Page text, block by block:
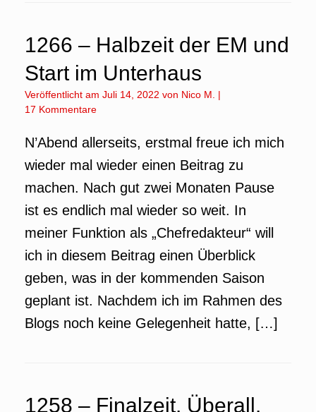
1266 – Halbzeit der EM und
Start im Unterhaus
Veröffentlicht am Juli 14, 2022 von Nico M.
|
17 Kommentare
N’Abend allerseits, erstmal freue ich mich
wieder mal wieder einen Beitrag zu
machen. Nach gut zwei Monaten Pause
ist es endlich mal wieder so weit. In
meiner Funktion als „Chefredakteur“ will
ich in diesem Beitrag einen Überblick
geben, was in der kommenden Saison
geplant ist. Nachdem ich im Rahmen des
Blogs noch keine Gelegenheit hatte, […]
1258 – Finalzeit. Überall.